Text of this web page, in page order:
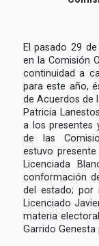
El pasado 29
en la Comisión
continuidad a
para este año,
de Acuerdos de
Patricia
a los presentes
de las
estuvo
Licenciada
conformación
del estado; por
Licenciado
materia
Garrido